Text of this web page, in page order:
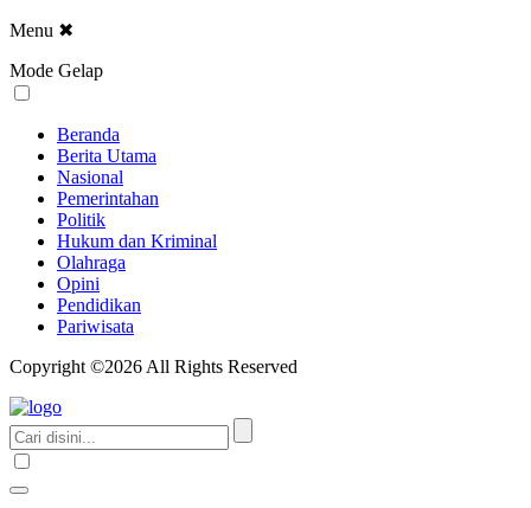
Menu ✖
Mode Gelap
Beranda
Berita Utama
Nasional
Pemerintahan
Politik
Hukum dan Kriminal
Olahraga
Opini
Pendidikan
Pariwisata
Copyright ©2026 All Rights Reserved